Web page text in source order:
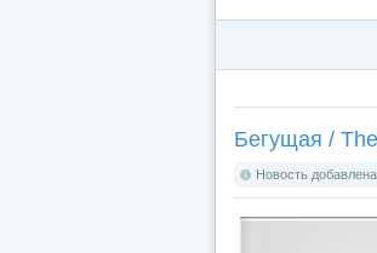
Бегущая /
Новость